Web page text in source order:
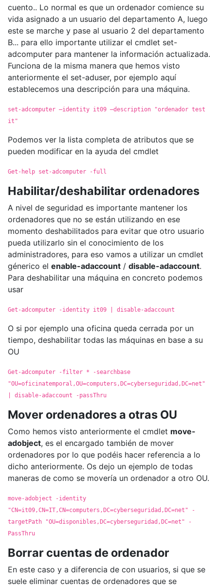
cuento.. Lo normal es que un ordenador comience su
vida asignado a un usuario del departamento A, luego
este se marche y pase al usuario 2 del departamento
B... para ello importante utilizar el cmdlet set-
adcomputer para mantener la información actualizada.
Funciona de la misma manera que hemos visto
anteriormente el set-aduser, por ejemplo aquí
establecemos una descripción para una máquina.
set-adcomputer –identity it09 –description "ordenador test
it"
Podemos ver la lista completa de atributos que se
pueden modificar en la ayuda del cmdlet
Get-help set-adcomputer -full
Habilitar/deshabilitar ordenadores
A nivel de seguridad es importante mantener los
ordenadores que no se están utilizando en ese
momento deshabilitados para evitar que otro usuario
pueda utilizarlo sin el conocimiento de los
administradores, para eso vamos a utilizar un cmdlet
génerico el enable-adaccount / disable-adaccount.
Para deshabilitar una máquina en concreto podemos
usar
Get-adcomputer -identity it09 | disable-adaccount
O si por ejemplo una oficina queda cerrada por un
tiempo, deshabilitar todas las máquinas en base a su
OU
Get-adcomputer -filter * -searchbase
"OU=oficinatemporal,OU=computers,DC=cyberseguridad,DC=net"
| disable-adaccount -passThru
Mover ordenadores a otras OU
Como hemos visto anteriormente el cmdlet move-
adobject, es el encargado también de mover
ordenadores por lo que podéis hacer referencia a lo
dicho anteriormente. Os dejo un ejemplo de todas
maneras de como se movería un ordenador a otro OU.
move-adobject -identity
"CN=it09,CN=IT,CN=computers,DC=cyberseguridad,DC=net" -
targetPath "OU=disponibles,DC=cyberseguridad,DC=net" -
PassThru
Borrar cuentas de ordenador
En este caso y a diferencia de con usuarios, si que se
suele eliminar cuentas de ordenadores que se